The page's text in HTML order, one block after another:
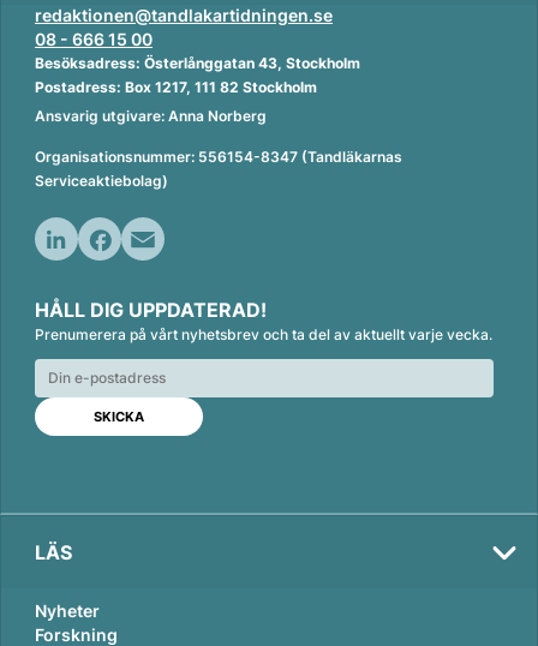
redaktionen@tandlakartidningen.se
08 - 666 15 00
Besöksadress: Österlånggatan 43, Stockholm
Postadress: Box 1217, 111 82 Stockholm
Ansvarig utgivare: Anna Norberg
Organisationsnummer: 556154-8347 (Tandläkarnas
Serviceaktiebolag)
n
k
e
d
n
c
e
b
o
o
k
a
i
l
HÅLL DIG UPPDATERAD!
Prenumerera på vårt nyhetsbrev och ta del av aktuellt varje vecka.
LÄS
Nyheter
Forskning